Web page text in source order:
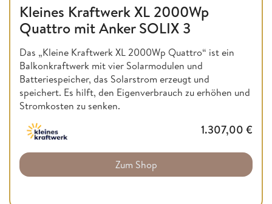
Kleines Kraftwerk XL 2000Wp
Quattro mit Anker SOLIX 3
Das „Kleine Kraftwerk XL 2000Wp Quattro“ ist ein
Balkonkraftwerk mit vier Solarmodulen und
Batteriespeicher, das Solarstrom erzeugt und
speichert. Es hilft, den Eigenverbrauch zu erhöhen und
Stromkosten zu senken.
1.307,00 €
Zum Shop